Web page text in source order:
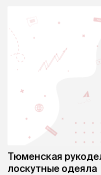
Тюменская
лоскутные одеяла